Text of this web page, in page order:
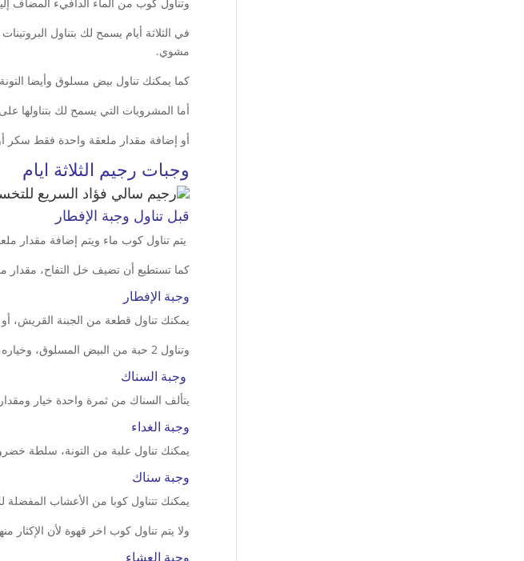
في الثلاثة أيام يسمح لك بتناول
مشوي.
كما يمكنك تناول بيض مسلوق وأيضا
أما المشروبات التي يسمح لك بتناولها
أو إضافة مقدار ملعقة واحدة فقط سكر
وجبات رجيم الثلاثة ايام
قبل تناول وجبة الإفطار
يتم تناول كوب ماء ويتم إضافة مقدار
كما تستطيع أن تضيف خل التفاح، مقدار
وجبة الإفطار
يمكنك تناول قطعة من الجبنة القريش،
وتناول 2 حبة من البيض المسلوق، وخياره، ويمكنك تناول مقدار كوب من القهوة المضاف إليها الحليب بدون إضافة سكر.
وجبة السناك
يتألف السناك من ثمرة واحدة خيار
وجبة الغداء
يمكنك تناول علبة من التونة، سلطة
وجبة سناك
يمكنك تتناول كوبا من الأعشاب المفضلة
ولا يتم تناول كوب اخر قهوة لأن الإكثار
وجبة العشاء